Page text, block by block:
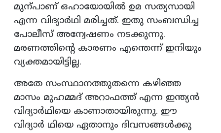
മുന്പാണ് ഒഹായോയിൽ ഉമ സത്യസായി
എന്ന വിദ്യാർഥി മരിച്ചത്. ഇതു സംബന്ധിച്ച
പോലീസ് അന്വേഷണം നടക്കുന്നു.
മരണത്തിന്‍റെ കാരണം എന്തെന്ന് ഇനിയും
വ്യക്തമായിട്ടില്ല.
അതേ സംസ്ഥാനത്തുതന്നെ കഴിഞ്ഞ
മാസം മുഹമ്മദ് അറാഫത്ത് എന്ന ഇന്ത്യൻ
വിദ്യാർഥിയെ കാണാതായിരുന്നു. ഈ
വിദ്യാർ ഥിയെ ഏതാനും ദിവസങ്ങൾക്കു